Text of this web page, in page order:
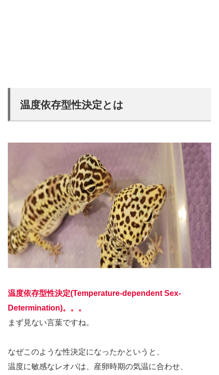
温度依存型性決定とは
温度依存型性決定(Temperature-dependent Sex-
Determination)。。。
まず見ない言葉ですね。
なぜこのような性決定になったかというと、
温度に敏感なレオパは、産卵時期の気温に合わせ、